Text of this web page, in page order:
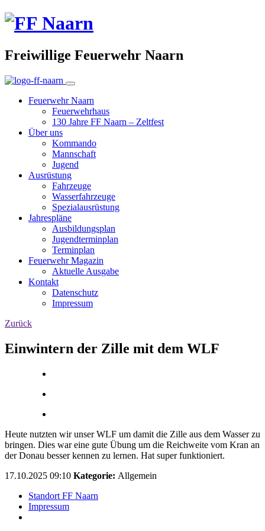
Freiwillige Feuerwehr Naarn
Feuerwehr Naarn
Feuerwehrhaus
130 Jahre FF Naarn – Zeltfest
Über uns
Kommando
Mannschaft
Jugend
Ausrüstung
Fahrzeuge
Wasserfahrzeuge
Spezialausrüstung
Jahrespläne
Ausbildungsplan
Jugendterminplan
Terminplan
Feuerwehr Magazin
Aktuelle Ausgabe
Kontakt
Datenschutz
Impressum
Zurück
Einwintern der Zille mit dem WLF
Heute nutzten wir unser WLF um damit die Zille aus dem Wasser zu
bringen. Dies war eine gute Übung um die Reichweite vom Kran an
der Donau besser kennen zu lernen. Hat super funktioniert.
17.10.2025 09:10 Kategorie: Allgemein
Standort FF Naarn
Impressum